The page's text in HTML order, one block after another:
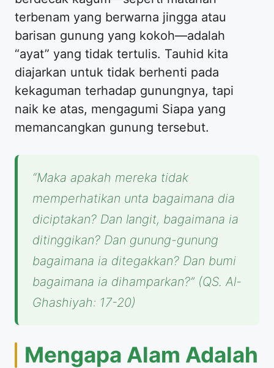
terbenam yang berwarna jingga atau
barisan gunung yang kokoh—adalah
“ayat” yang tidak tertulis. Tauhid kita
diajarkan untuk tidak berhenti pada
kekaguman terhadap gunungnya, tapi
naik ke atas, mengagumi Siapa yang
memancangkan gunung tersebut.
“Maka apakah mereka tidak
memperhatikan unta bagaimana dia
diciptakan? Dan langit, bagaimana ia
ditinggikan? Dan gunung-gunung
bagaimana ia ditegakkan? Dan bumi
bagaimana ia dihamparkan?” (QS. Al-
Ghashiyah: 17-20)
Mengapa Alam Adalah